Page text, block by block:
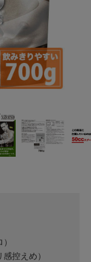
感控えめ）